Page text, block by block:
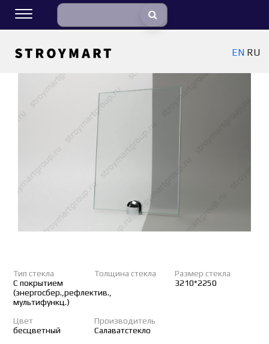
EN RU
Тип стекла
С покрытием
(энергосбер.,рефлектив.,
мультифункц.)
Толщина стекла
Размер стекла
3210*2250
Цвет
бесцветный
Производитель
Салаватстекло